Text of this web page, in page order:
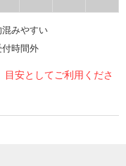
混みやすい
付時間外
安としてご利用くださ